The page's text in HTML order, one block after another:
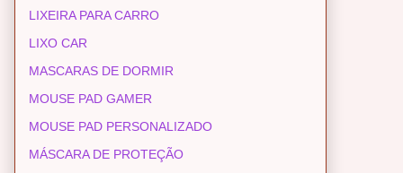
LIXEIRA PARA CARRO
LIXO CAR
MASCARAS DE DORMIR
MOUSE PAD GAMER
MOUSE PAD PERSONALIZADO
MÁSCARA DE PROTEÇÃO